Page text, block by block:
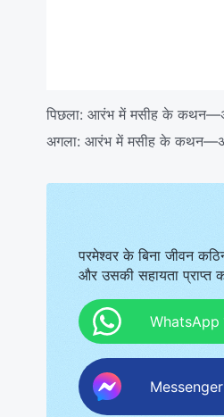
पिछला: आरंभ में मसीह के
अगला: आरंभ में मसीह के
परमेश्वर के बिना जीवन
और उसकी सहायता
WhatsApp